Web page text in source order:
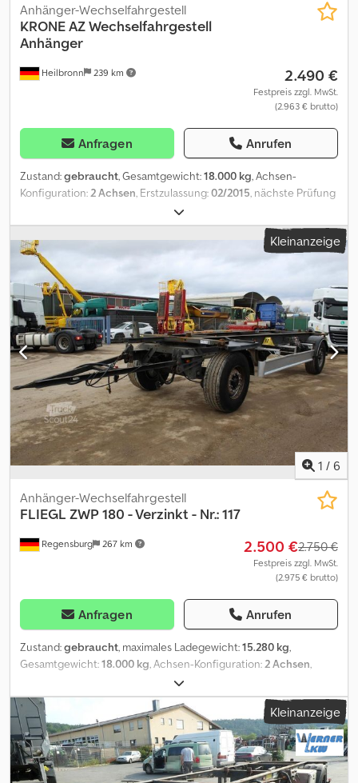
Heilbronn 239 km
Anhänger-Wechselfahrgestell
KRONEAZ Wechselfahrgestell
Anhänger
2.490 €
Festpreis zzgl. MwSt.
(2.963 € brutto)
Anfragen Anrufen
Zustand:gebraucht, Gesamtgewicht:18.000 kg, Achsen-
Konfiguration: 2 Achsen , Erstzulassung:02/2015 , nächste Prüfung
ABS, Krone BDF Anhänger /
WechselbrückenanhängerFahrzeugdaten: Hersteller: Krone *
Typ: AZ * Baujahr: 10/2015 * HU gültig bis: 10/2026 Ausstattung:
Luftfederung * ABS (Antiblockiersystem) Credpfx Amjy Hn Tlerjf
Bereifung: Reifengröße: 445/45 R19.5 160J
Kleinanzeige
1 / 6
Regensburg 267 km
Anhänger-Wechselfahrgestell
FLIEGL ZWP 180 - Verzinkt - Nr.: 117
2.500 €2.750 €
Festpreis zzgl. MwSt.
(2.975 € brutto)
Anfragen Anrufen
Zustand:gebraucht, maximales Ladegewicht:15.280 kg,
Gesamtgewicht:18.000 kg, Achsen-Konfiguration:2 Achsen,
, Ausstattung:
WFDFLT21801007117 Leergewicht: 2.720 kg DE HU fällig BPW Eco
Plus Achsen mit Scheibenbremsen Bereifung: 385/65 R 22,5
Ersatzradhalter OHNE Ersatzrad Cedpfxotqw Nls Amrerf
Änderungen, Zwischenverkauf und Irrtümer sind ausdrücklich
vorbehalten. Die Beschreibung dient der allgemeinen
Kleinanzeige